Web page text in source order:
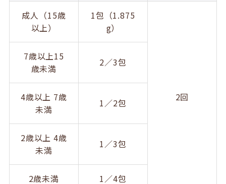
成人（15歳
以上）
1包（1.875
g）
2回
7歳以上15
歳未満
2／3包
4歳以上 7歳
未満
1／2包
2歳以上 4歳
未満
1／3包
2歳未満 1／4包